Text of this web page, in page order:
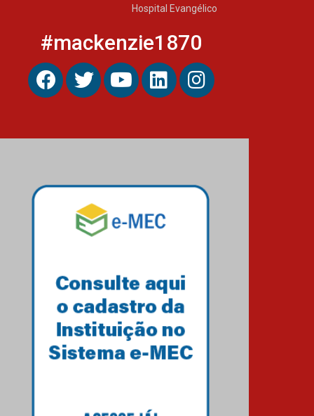
Hospital Evangélico
#mackenzie1870